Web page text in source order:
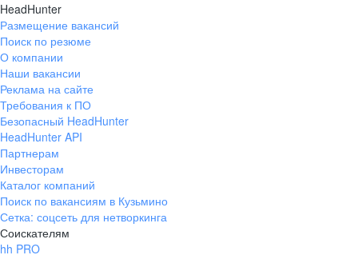
HeadHunter
Размещение вакансий
Поиск по резюме
О компании
Наши вакансии
Реклама на сайте
Требования к ПО
Безопасный HeadHunter
HeadHunter API
Партнерам
Инвесторам
Каталог компаний
Поиск по вакансиям в Кузьмино
Сетка: соцсеть для нетворкинга
Соискателям
hh PRO